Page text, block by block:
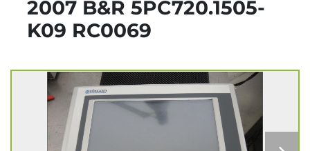
2007 B&R 5PC720.1505-
K09 RC0069